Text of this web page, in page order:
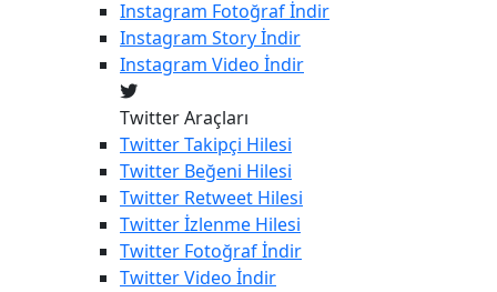
Instagram Fotoğraf İndir
Instagram Story İndir
Instagram Video İndir
Twitter Araçları
TwitterTakipçi Hilesi
Twitter Beğeni Hilesi
Twitter Retweet Hilesi
Twitterİzlenme Hilesi
Twitter Fotoğraf İndir
TwitterVideo İndir